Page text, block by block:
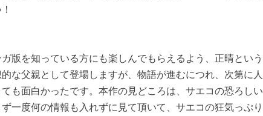
版を知っている方にも楽しんでもらえるよう、正晴という
な父親として登場しますが、物語が進むにつれ、次第に人
も面白かったです。本作の見どころは、サエコの恐ろしい
一度何の情報も入れずに見て頂いて、サエコの狂気っぷり